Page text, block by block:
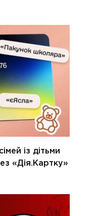
із дітьми
«Дія.Картку»